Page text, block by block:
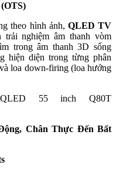
theo hình ảnh, QLED TV
trải nghiệm âm thanh vòm
trong âm thanh 3D sống
hiện diện trong từng phân
loa down-firing (loa hướng
Chân Thực Đến Bất